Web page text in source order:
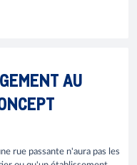
AU
rue passante n'aura pas les